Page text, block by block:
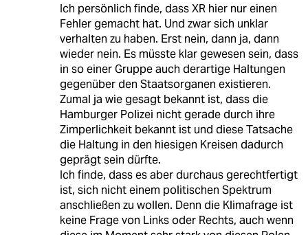
Ich persönlich finde, dass XR hier nur einen
Fehler gemacht hat. Und zwar sich unklar
verhalten zu haben. Erst nein, dann ja, dann
wieder nein. Es müsste klar gewesen sein, dass
in so einer Gruppe auch derartige Haltungen
gegenüber den Staatsorganen existieren.
Zumal ja wie gesagt bekannt ist, dass die
Hamburger Polizei nicht gerade durch ihre
Zimperlichkeit bekannt ist und diese Tatsache
die Haltung in den hiesigen Kreisen dadurch
geprägt sein dürfte.
Ich finde, dass es aber durchaus gerechtfertigt
ist, sich nicht einem politischen Spektrum
anschließen zu wollen. Denn die Klimafrage ist
keine Frage von Links oder Rechts, auch wenn